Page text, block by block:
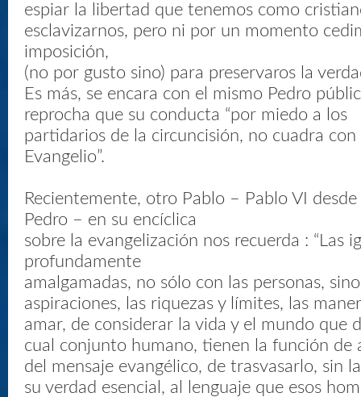
espiar la libertad que tenemos como
esclavizarnos, pero ni por un momento
imposición,
(no por gusto sino) para preservaros la
Es más, se encara con el mismo Pedro
reprocha que su conducta “por miedo a los
partidarios de la circuncisión, no cuadra con
Evangelio”.
Recientemente, otro Pablo – Pablo VI
Pedro – en su encíclica
sobre la evangelización nos recuerda : “Las
profundamente
amalgamadas, no sólo con las personas,
aspiraciones, las riquezas y límites, las
amar, de considerar la vida y el mundo que
cual conjunto humano, tienen la función de
del mensaje evangélico, de trasvasarlo, sin
su verdad esencial, al lenguaje que esos